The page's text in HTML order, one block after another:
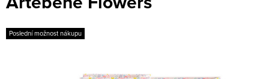
Poslední možnost nákupu